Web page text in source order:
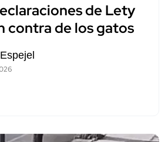
de Lety
contra de los gatos